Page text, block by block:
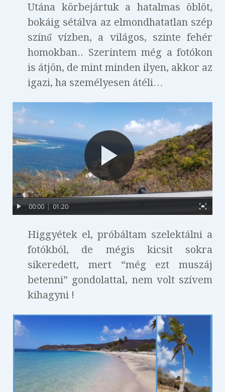
Utána körbejártuk a hatalmas öblöt,
bokáig sétálva az elmondhatatlan szép
színű vízben, a világos, szinte fehér
homokban.. Szerintem még a fotókon
is átjön, de mint minden ilyen, akkor az
igazi, ha személyesen átéli…
00:00 | 01:20
Higgyétek el, próbáltam szelektálni a
fotókból, de mégis kicsit sokra
sikeredett, mert “még ezt muszáj
betenni” gondolattal, nem volt szívem
kihagyni !